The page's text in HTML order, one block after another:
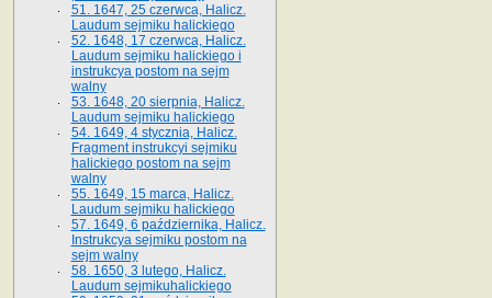
51. 1647, 25 czerwca, Halicz.
Laudum sejmiku halickiego
52. 1648, 17 czerwca, Halicz.
Laudum sejmiku halickiego i
instrukcya postom na sejm
walny
53. 1648, 20 sierpnia, Halicz.
Laudum sejmiku halickiego
54. 1649, 4 stycznia, Halicz.
Fragment instrukcyi sejmiku
halickiego postom na sejm
walny
55. 1649, 15 marca, Halicz.
Laudum sejmiku halickiego
57. 1649, 6 października, Halicz.
Instrukcya sejmiku postom na
sejm walny
58. 1650, 3 lutego, Halicz.
Laudum sejmikuhalickiego